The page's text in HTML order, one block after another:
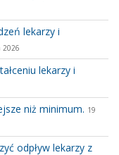
lekarzy i
2026
lekarzy i
niż minimum. 19
odpływ lekarzy z